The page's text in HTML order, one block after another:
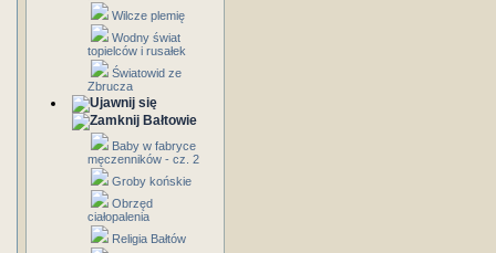
Wilcze plemię
Wodny świat
topielców i rusałek
Światowid ze
Zbrucza
Bałtowie
Baby w fabryce
męczenników - cz. 2
Groby końskie
Obrzęd
ciałopalenia
Religia Bałtów